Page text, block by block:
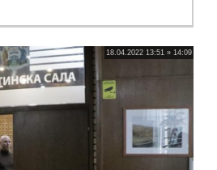
18.04.2022 13:51 » 14:09